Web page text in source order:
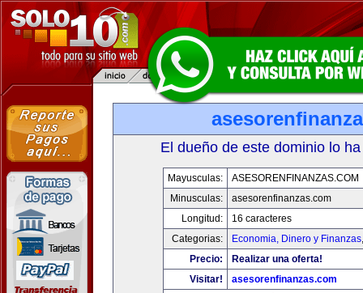
El dueño de este dominio lo
Mayusculas:
ASESORENFINANZAS.COM
Minusculas:
asesorenfinanzas.com
Longitud:
16 caracteres
Categorias:
Economia, Dinero y Finanzas
Precio:
Realizar una oferta!
Visitar!
asesorenfinanzas.com